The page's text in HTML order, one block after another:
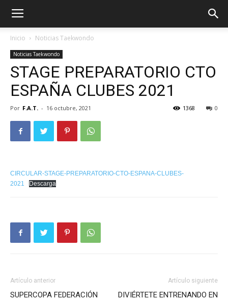
Inicio Noticias Taekwondo
Noticias Taekwondo
STAGE PREPARATORIO CTO
ESPAÑA CLUBES 2021
Por F.A.T. - 16 octubre, 2021 0
1368
CIRCULAR-STAGE-PREPARATORIO-CTO-ESPANA-CLUBES-
2021
Descarga
Artículo anterior
SUPERCOPA FEDERACIÓN
Artículo siguiente
DIVIÉRTETE ENTRENANDO EN